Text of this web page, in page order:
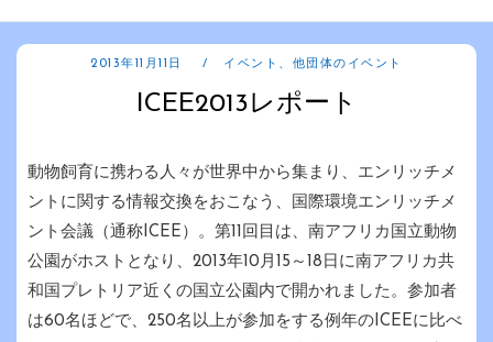
2013年11月11日 イベント 、 他団体のイベント
ICEE2013レポート
動物飼育に携わる人々が世界中から集まり、エンリッチメ
ントに関する情報交換をおこなう、国際環境エンリッチメ
ント会議（通称ICEE）。第11回目は、南アフリカ国立動物
公園がホストとなり、2013年10月15～18日に南アフリカ共
和国プレトリア近くの国立公園内で開かれました。参加者
は60名ほどで、250名以上が参加をする例年のICEEに比べ